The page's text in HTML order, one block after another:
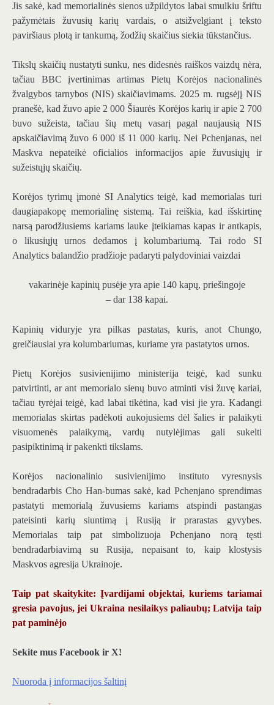
Jis sakė, kad memorialinės sienos užpildytos labai smulkiu šriftu
pažymėtais žuvusių karių vardais, o atsižvelgiant į teksto
paviršiaus plotą ir tankumą, žodžių skaičius siekia tūkstančius.
Tikslų skaičių nustatyti sunku, nes didesnės raiškos vaizdų nėra,
tačiau BBC įvertinimas artimas Pietų Korėjos nacionalinės
žvalgybos tarnybos (NIS) skaičiavimams. 2025 m. rugsėjį NIS
pranešė, kad žuvo apie 2 000 Šiaurės Korėjos karių ir apie 2 700
buvo sužeista, tačiau šių metų vasarį pagal naujausią NIS
apskaičiavimą žuvo 6 000 iš 11 000 karių. Nei Pchenjanas, nei
Maskva nepateikė oficialios informacijos apie žuvusiųjų ir
sužeistųjų skaičių.
Korėjos tyrimų įmonė SI Analytics teigė, kad memorialas turi
daugiapakopę memorialinę sistemą. Tai reiškia, kad išskirtinę
narsą parodžiusiems kariams lauke įteikiamas kapas ir antkapis,
o likusiųjų urnos dedamos į kolumbariumą. Tai rodo SI
Analytics balandžio pradžioje padaryti palydoviniai vaizdai
vakarinėje kapinių pusėje yra apie 140 kapų, priešingoje
– dar 138 kapai.
Kapinių viduryje yra pilkas pastatas, kuris, anot Chungo,
greičiausiai yra kolumbariumas, kuriame yra pastatytos urnos.
Pietų Korėjos susivienijimo ministerija teigė, kad sunku
patvirtinti, ar ant memorialo sienų buvo atminti visi žuvę kariai,
tačiau tyrėjai teigė, kad labai tikėtina, kad visi jie yra. Kadangi
memorialas skirtas padėkoti aukojusiems dėl šalies ir palaikyti
visuomenės palaikymą, vardų nutylėjimas gali sukelti
pasipiktinimą ir pakenkti tikslams.
Korėjos nacionalinio susivienijimo instituto vyresnysis
bendradarbis Cho Han-bumas sakė, kad Pchenjano sprendimas
pastatyti memorialą žuvusiems kariams atspindi pastangas
pateisinti karių siuntimą į Rusiją ir prarastas gyvybes.
Memorialas taip pat simbolizuoja Pchenjano norą tęsti
bendradarbiavimą su Rusija, nepaisant to, kaip klostysis
Maskvos agresija Ukrainoje.
Taip pat skaitykite: Įvardijami objektai, kuriems tariamai
gresia pavojus, jei Ukraina nesilaikys paliaubų; Latvija taip
pat paminėjo
Sekite mus Facebook ir X!
Nuoroda į informacijos šaltinį